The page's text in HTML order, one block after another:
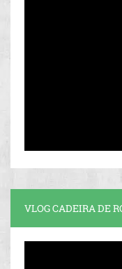
VLOG CADEIRA DE